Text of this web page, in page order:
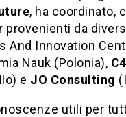
, ha coordinato,
provenienti da
And Innovation
Nauk (Polonia),
e JO Consulting
utili per